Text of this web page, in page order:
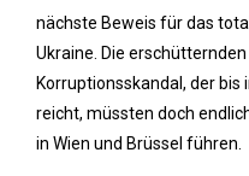
nächste Beweis für das
Ukraine. Die
Korruptionsskandal, der bis
reicht, müssten doch
in Wien und Brüssel führen.